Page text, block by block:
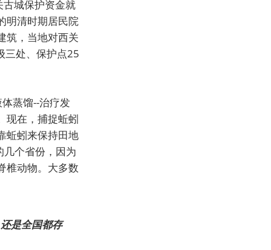
城保护资金就
明清时期居民院
筑，当地对西关
三处、保护点25
蒸馏--治疗发
现在，捕捉蚯蚓
蚯蚓来保持田地
个省份，因为
椎动物。大多数
是全国都存